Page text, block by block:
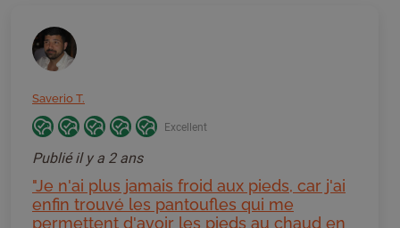
Saverio T.
Excellent
Publiéil y a 2 ans
"Je n'ai plus jamais froid aux pieds, car j'ai
enfin trouvé les pantoufles qui me
permettent d'avoir les pieds au chaud en